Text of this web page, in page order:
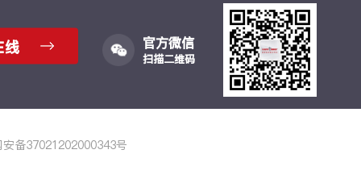
线 官方微信
扫描二维码
备37021202000343号